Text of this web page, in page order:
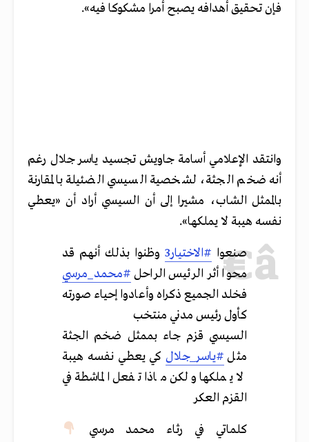
فإن تحقيق أهدافه يصبح أمرا مشكوكا فيه».
وانتقد الإعلامي أسامة جاويش تجسيد ياسر جلال رغم
أنه ضخم الجثة، لشخصية السيسي الضئيلة بالمقارنة
بالممثل الشاب، مشيرا إلى أن السيسي أراد أن «يعطي
نفسه هيبة لا يملكها».
صنعوا #الاختيار3
وظنوا بذلك أنهم قد
محوا أثر الرئيس الراحل #محمد_مرسي
فخلد الجميع ذكراه وأعادوا إحياء صورته
كأول رئيس مدني منتخب
السيسي قزم جاء بممثل ضخم الجثة
مثل #ياسر_جلالكي يعطي نفسه هيبة
لا يملكها ولكن ماذا تفعل الماشطة في
القزم العكر
كلماتي في رثاء محمد مرسي